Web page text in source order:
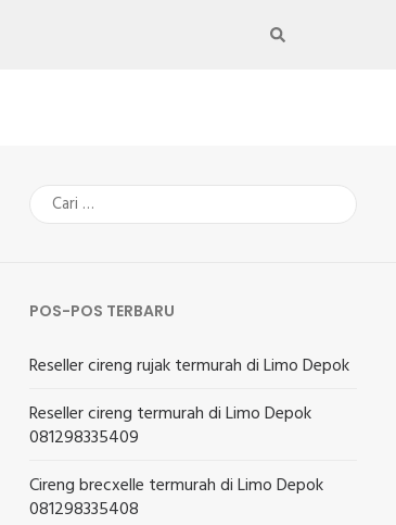
Cari
untuk:
POS-POS TERBARU
Reseller cireng rujak termurah di Limo Depok
Reseller cireng termurah di Limo Depok
081298335409
Cireng brecxelle termurah di Limo Depok
081298335408